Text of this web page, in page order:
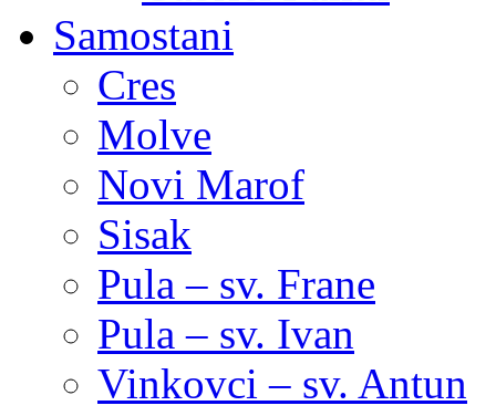
Samostani
Cres
Molve
Novi Marof
Sisak
Pula – sv. Frane
Pula – sv. Ivan
Vinkovci – sv. Antun